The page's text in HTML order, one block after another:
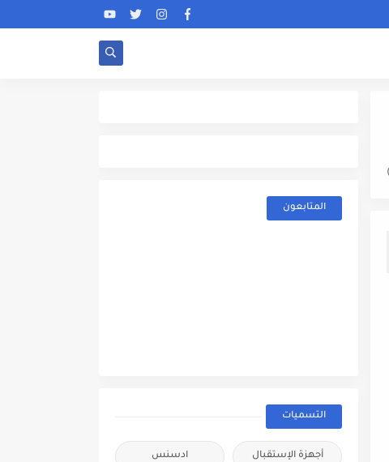
المتابعون
التسميات
أجهزة الإستقبال ادسنس